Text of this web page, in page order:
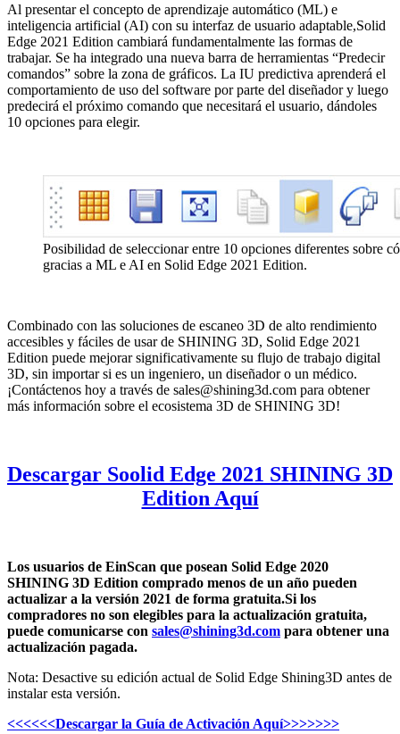
Al presentar el concepto de aprendizaje automático (ML) e
inteligencia artificial (AI) con su interfaz de usuario adaptable,Solid
Edge 2021 Edition cambiará fundamentalmente las formas de
trabajar. Se ha integrado una nueva barra de herramientas “Predecir
comandos” sobre la zona de gráficos. La IU predictiva aprenderá el
comportamiento de uso del software por parte del diseñador y luego
predecirá el próximo comando que necesitará el usuario, dándoles
10 opciones para elegir.
Posibilidad de seleccionar entre 10 opciones diferentes sobre
gracias a ML e AI en Solid Edge 2021 Edition.
Combinado con las soluciones de escaneo 3D de alto rendimiento
accesibles y fáciles de usar de SHINING 3D, Solid Edge 2021
Edition puede mejorar significativamente su flujo de trabajo digital
3D, sin importar si es un ingeniero, un diseñador o un médico.
¡Contáctenos hoy a través de sales@shining3d.com para obtener
más información sobre el ecosistema 3D de SHINING 3D!
Descargar Soolid Edge 2021 SHINING 3D
Edition Aquí
Los usuarios de EinScan que posean Solid Edge 2020
SHINING 3D Edition comprado menos de un año pueden
actualizar a la versión 2021 de forma gratuita.Si los
compradores no son elegibles para la actualización gratuita,
puede comunicarse con sales@shining3d.com para obtener una
actualización pagada.
Nota: Desactive su edición actual de Solid Edge Shining3D antes de
instalar esta versión.
<<<<<<Descargar la Guía de Activación Aquí>>>>>>>